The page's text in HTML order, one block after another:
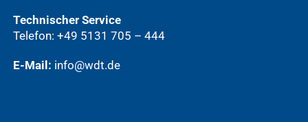
Technischer Service
Telefon: +49 5131 705 – 444
E-Mail: info@wdt.de